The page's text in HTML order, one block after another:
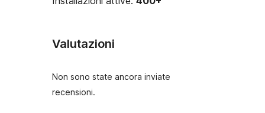
Valutazioni
Non sono state ancora inviate
recensioni.